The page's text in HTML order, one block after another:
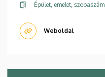
Épület, emelet, szobaszám
Weboldal